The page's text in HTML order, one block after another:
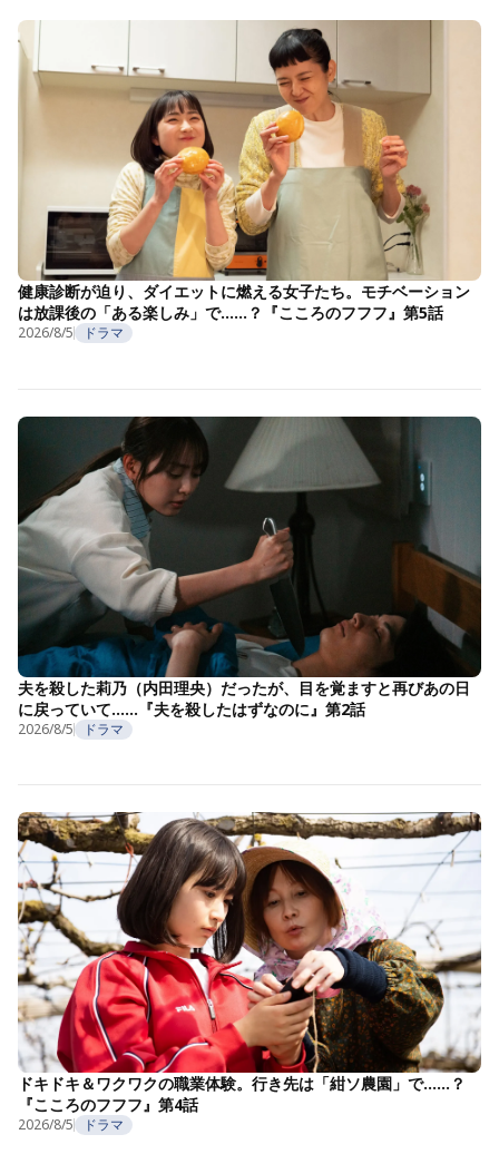
健康診断が迫り、ダイエットに燃える女子たち。モチベーション
は放課後の「ある楽しみ」で……？『こころのフフフ』第5話
2026/8/5 ドラマ
夫を殺した莉乃（内田理央）だったが、目を覚ますと再びあの日
に戻っていて……『夫を殺したはずなのに』第2話
2026/8/5 ドラマ
ドキドキ＆ワクワクの職業体験。行き先は「紺ソ農園」で……？
『こころのフフフ』第4話
2026/8/5 ドラマ